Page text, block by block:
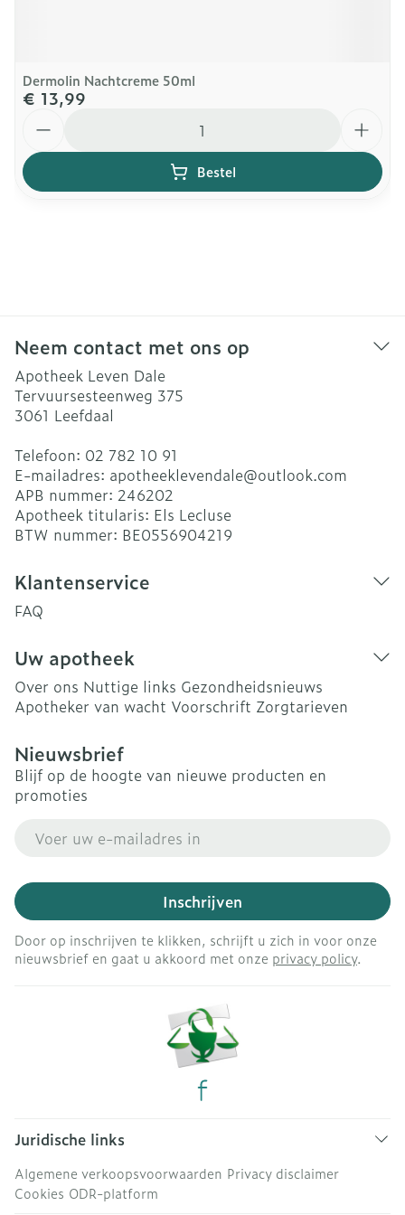
Dermolin Nachtcreme 50ml
€ 13,99
Bestel
Neem contact met ons op
Apotheek Leven Dale
Tervuursesteenweg 375
3061 Leefdaal
Telefoon: 02 782 10 91
E-mailadres: apotheeklevendale@outlook.com
APB nummer: 246202
Apotheek titularis: Els Lecluse
BTW nummer: BE0556904219
Klantenservice
FAQ
Uw apotheek
Over ons Nuttige links Gezondheidsnieuws
Apotheker van wacht Voorschrift Zorgtarieven
Nieuwsbrief
Blijf op de hoogte van nieuwe producten en
promoties
Inschrijven
Door op inschrijven te klikken, schrijft u zich in voor onze
nieuwsbrief en gaat u akkoord met onze privacy policy.
Juridische links
Algemene verkoopsvoorwaarden Privacy disclaimer
Cookies ODR-platform